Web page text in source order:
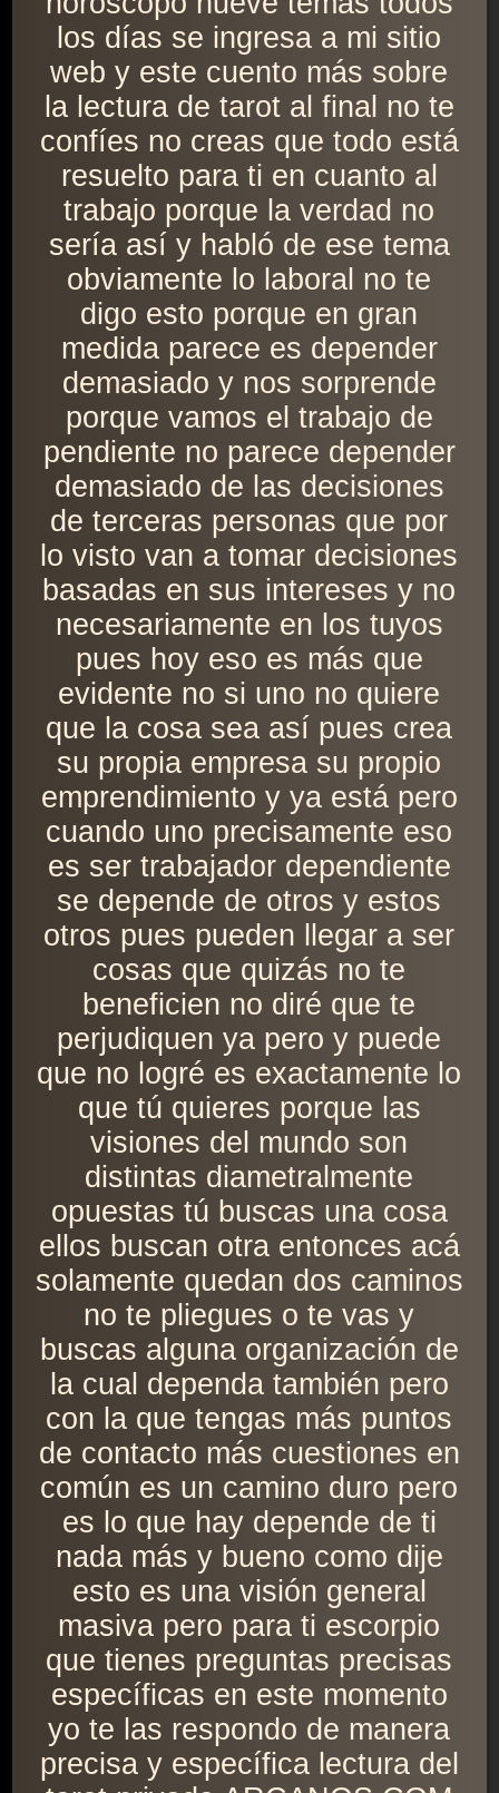
los días se ingresa a mi sitio
web y este cuento más sobre
la lectura de tarot al final no te
confíes no creas que todo está
resuelto para ti en cuanto al
trabajo porque la verdad no
sería así y habló de ese tema
obviamente lo laboral no te
digo esto porque en gran
medida parece es depender
demasiado y nos sorprende
porque vamos el trabajo de
pendiente no parece depender
demasiado de las decisiones
de terceras personas que por
lo visto van a tomar decisiones
basadas en sus intereses y no
necesariamente en los tuyos
pues hoy eso es más que
evidente no si uno no quiere
que la cosa sea así pues crea
su propia empresa su propio
emprendimiento y ya está pero
cuando uno precisamente eso
es ser trabajador dependiente
se depende de otros y estos
otros pues pueden llegar a ser
cosas que quizás no te
beneficien no diré que te
perjudiquen ya pero y puede
que no logré es exactamente lo
que tú quieres porque las
visiones del mundo son
distintas diametralmente
opuestas tú buscas una cosa
ellos buscan otra entonces acá
solamente quedan dos caminos
no te pliegues o te vas y
buscas alguna organización de
la cual dependa también pero
con la que tengas más puntos
de contacto más cuestiones en
común es un camino duro pero
es lo que hay depende de ti
nada más y bueno como dije
esto es una visión general
masiva pero para ti escorpio
que tienes preguntas precisas
específicas en este momento
yo te las respondo de manera
precisa y específica lectura del